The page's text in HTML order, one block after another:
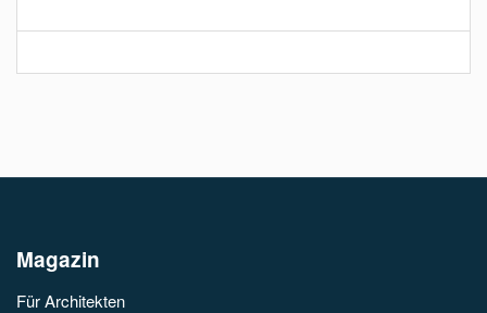
Magazin
Für Architekten